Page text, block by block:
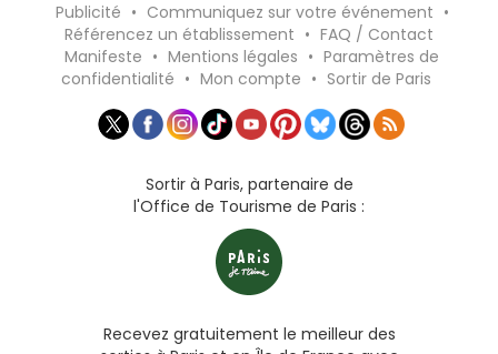
Publicité • Communiquez sur votre événement •
Référencez un établissement • FAQ / Contact
Manifeste • Mentions légales • Paramètres de
confidentialité • Mon compte • Sortir de Paris
Sortir à Paris, partenaire de
l'Office de Tourisme de Paris :
Recevez gratuitement le meilleur des